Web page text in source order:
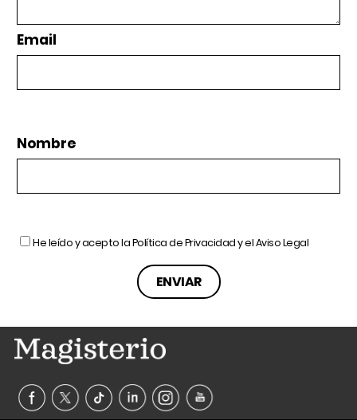
Email
Nombre
He leído y acepto laPolítica de Privacidady elAviso Legal